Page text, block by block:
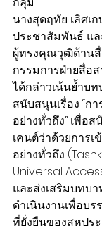
นางสุดฤทัย เลิศเ
ประชาสัมพันธ์ แล
ผู้ทรงคุณวุฒิด้าน
กรรมการฝ่ายสื่อ
ได้กล่าวเน้นย้ำบ
สนับสนุน​เรื่อง “ก
อย่างทั่วถึง” เพื่อ
เคนต์ว่าด้วยการ
อย่างทั่วถึง
Universal
และส่งเสริมบทบ
ดำเนินงานเพื่อบ
ที่ยั่งยืนของสหปร